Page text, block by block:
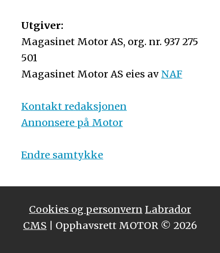
Utgiver:
Magasinet Motor AS, org. nr. 937 275
501
Magasinet Motor AS eies av NAF
Kontakt redaksjonen
Annonsere på Motor
Endre samtykke
Cookies og personvern Labrador
CMS | Opphavsrett MOTOR © 2026